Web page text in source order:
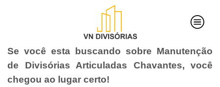
Se você esta buscando sobre Manutenção
de Divisórias Articuladas Chavantes, você
chegou ao lugar certo!